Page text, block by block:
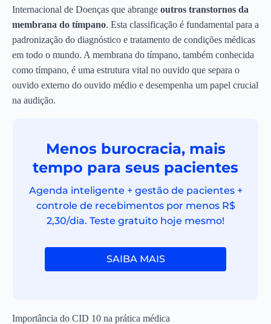
Internacional de Doenças que abrange outros transtornos da
membrana do tímpano. Esta classificação é fundamental para a
padronização do diagnóstico e tratamento de condições médicas
em todo o mundo. A membrana do tímpano, também conhecida
como tímpano, é uma estrutura vital no ouvido que separa o
ouvido externo do ouvido médio e desempenha um papel crucial
na audição.
Menos burocracia, mais
tempo para seus pacientes
Agenda inteligente + gestão de pacientes +
controle de recebimentos por menos R$
2,30/dia. Teste gratuito hoje mesmo!
SAIBA MAIS
Importância do CID 10 na prática médica